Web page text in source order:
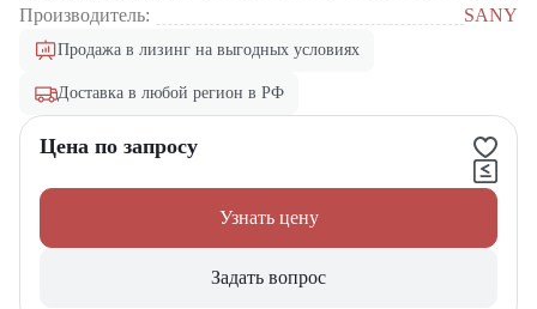
Производитель:
SANY
Продажа в лизинг на выгодных условиях
Доставка в любой регион в РФ
Цена по запросу
Узнать цену
Задать вопрос